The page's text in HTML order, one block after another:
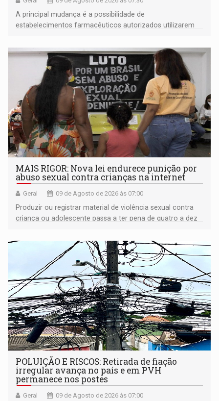
A principal mudança é a possibilidade de
estabelecimentos farmacêuticos autorizados utilizarem
MAIS RIGOR: Nova lei endurece punição por
abuso sexual contra crianças na internet
Geral 09 de Agosto de 2026 às 07:00
Produzir ou registrar material de violência sexual contra
criança ou adolescente passa a ter pena de quatro a dez
POLUIÇÃO E RISCOS: Retirada de fiação
irregular avança no país e em PVH
permanece nos postes
Geral 09 de Agosto de 2026 às 07:00